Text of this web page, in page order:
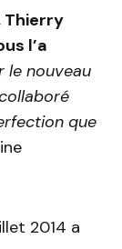
Thierry
l’a
le nouveau
que
2014 a